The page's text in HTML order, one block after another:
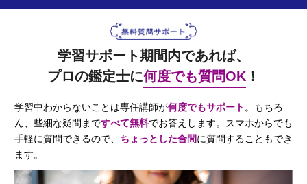
学習サポート期間内であれば、
プロの鑑定士に何度でも質問OK ！
学習中わからないことは専任講師が何度でもサポート。もちろ
ん、些細な疑問まですべて無料でお答えします。スマホからでも
手軽に質問できるので、 ちょっとした合間に質問することもでき
ます。